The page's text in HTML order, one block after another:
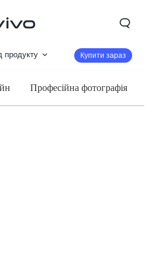
продукту Купити зараз
Професійна фотографія